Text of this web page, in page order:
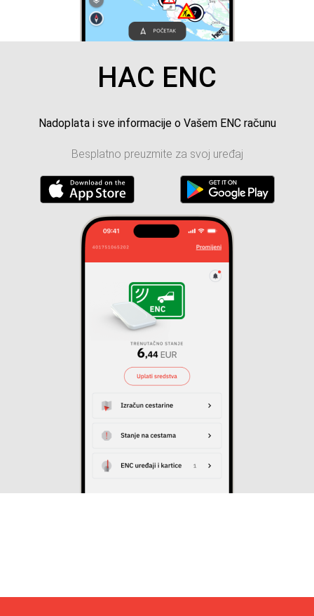
HAC ENC
Nadoplata i sve informacije o Vašem ENC računu
Besplatno preuzmite za svoj uređaj